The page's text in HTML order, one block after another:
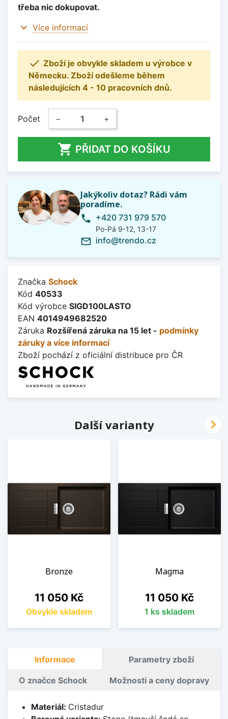
třeba nic dokupovat.
expand_more Více informací
 Zboží je obvykle skladem u výrobce v
Německu. Zboží odešleme během
následujících 4 - 10 pracovních dnů.
Počet − +
 PŘIDAT DO KOŠÍKU
Jakýkoliv dotaz? Rádi vám
poradíme.
phone +420 731 979 570
Po-Pá 9-12, 13-17
mail_outline info@trendo.cz
Značka Schock
Kód 40533
Kód výrobce SIGD100LASTO
EAN 4014949682520
Záruka Rozšířená záruka na 15 let - podmínky
záruky a více informací
Zboží pochází z oficiální distribuce pro ČR
Další varianty
Bronze
Cena
11 050 Kč
Obvykle skladem
Magma
Cena
11 050 Kč
1 ks skladem

Informace Parametry zboží
O značce Schock Možnosti a ceny dopravy
Materiál: Cristadur